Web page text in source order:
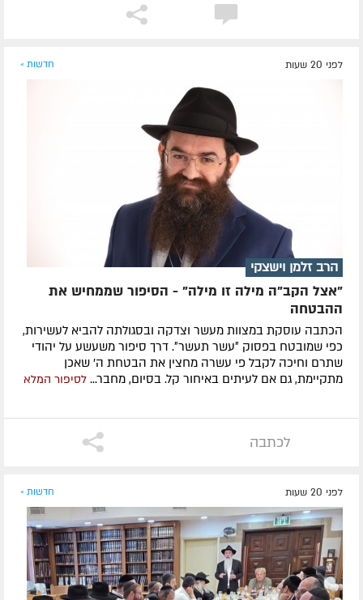
לפני 20 שעות חדשות »
הרב זלמן וישצקי
"אצל הקב"ה מילה זו מילה" - הסיפור שממחיש את
ההבטחה
הכתבה עוסקת במצוות מעשר וצדקה ובסגולתה להביא לעשירות,
כפי שמובטח בפסוק ״עשר תעשר״. דרך סיפור משעשע על יהודי
שתרם וחיכה לקבל פי עשרה מחצין את הבטחת ה' שאכן
מתקיימת, גם אם לעיתים באיחור קל. בסיום, מחבר... לסיפור המלא
לכתבה
לפני 20 שעות חדשות »